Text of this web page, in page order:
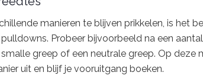
manieren te blijven prikkelen, is het
Probeer bijvoorbeeld na een
greep of een neutrale greep. Op deze
uit en blijf je vooruitgang boeken.